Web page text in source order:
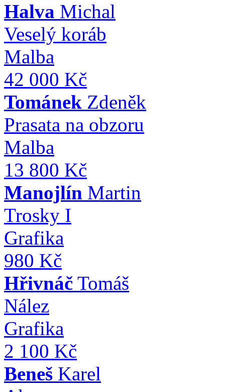
Halva Michal
Veselý koráb
Malba
42 000 Kč
Tománek Zdeněk
Prasata na obzoru
Malba
13 800 Kč
Manojlín Martin
Trosky I
Grafika
980 Kč
Hřivnáč Tomáš
Nález
Grafika
2 100 Kč
Beneš Karel